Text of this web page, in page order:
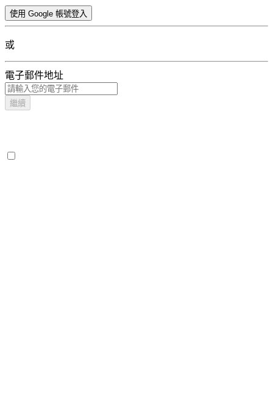
使用 Google 帳號登入
或
電子郵件地址
繼續